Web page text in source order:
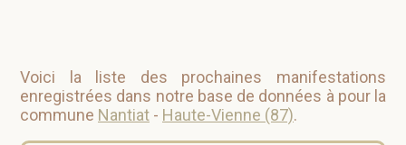
Voici la liste des prochaines manifestations
enregistrées dans notre base de données à pour la
commune Nantiat - Haute-Vienne (87).